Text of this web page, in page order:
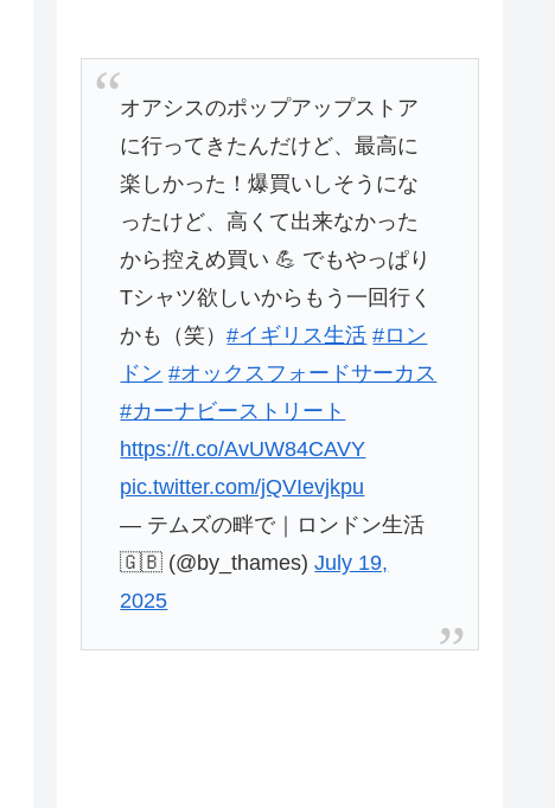
オアシスのポップアップストア
に行ってきたんだけど、最高に
楽しかった！爆買いしそうにな
ったけど、高くて出来なかった
から控えめ買い 💪 でもやっぱり
Tシャツ欲しいからもう一回行く
かも（笑）#イギリス生活 #ロン
ドン #オックスフォードサーカス
#カーナビーストリート
https://t.co/AvUW84CAVY
pic.twitter.com/jQVIevjkpu
— テムズの畔で｜ロンドン生活
🇬🇧 (@by_thames)July 19,
2025